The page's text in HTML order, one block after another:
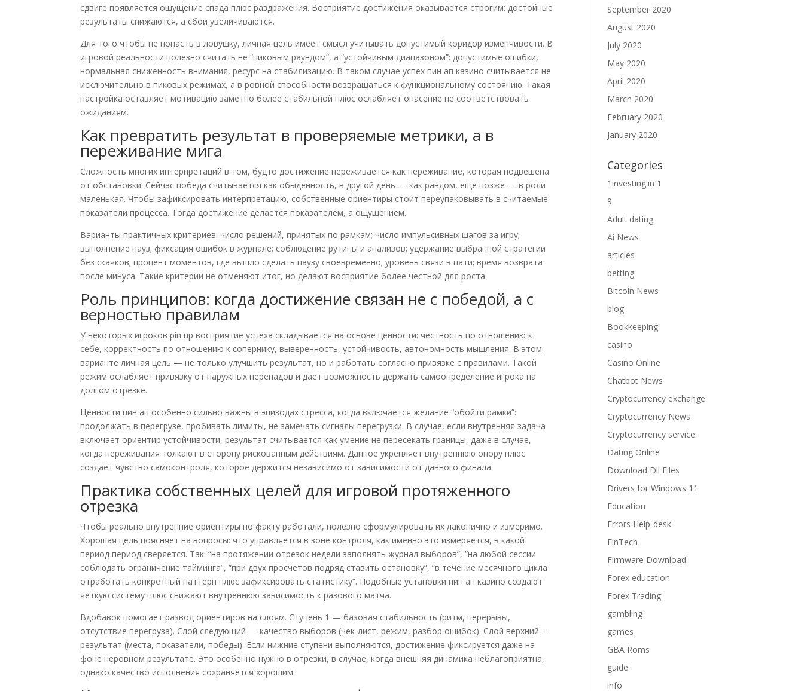
сдвиге появляется ощущение спада плюс раздражения. Восприятие достижения оказывается строгим: достойные
результаты снижаются, а сбои увеличиваются.
Для того чтобы не попасть в ловушку, личная цель имеет смысл учитывать допустимый коридор изменчивости. В
игровой реальности полезно считать не “пиковым раундом”, а “устойчивым диапазоном”: допустимые ошибки,
нормальная сниженность внимания, ресурс на стабилизацию. В таком случае успех пин ап казино считывается не
исключительно в пиковых режимах, а в ровной способности возвращаться к функциональному состоянию. Такая
настройка оставляет мотивацию заметно более стабильной плюс ослабляет опасение не соответствовать
ожиданиям.
Как превратить результат в проверяемые метрики, а в
переживание мига
Сложность многих интерпретаций в том, будто достижение переживается как переживание, которая подвешена
от обстановки. Сейчас победа считывается как обыденность, в другой день — как рандом, еще позже — в роли
маленькая. Чтобы зафиксировать интерпретацию, собственные ориентиры стоит переупаковывать в считаемые
показатели процесса. Тогда достижение делается показателем, а ощущением.
Варианты практичных критериев: число решений, принятых по рамкам; число импульсивных шагов за игру;
выполнение пауз; фиксация ошибок в журнале; соблюдение рутины и анализов; удержание выбранной стратегии
без скачков; процент моментов, где вышло сделать паузу своевременно; уровень связи в пати; время возврата
после минуса. Такие критерии не отменяют итог, но делают восприятие более честной для роста.
Роль принципов: когда достижение связан не с победой, а с
верностью правилам
У некоторых игроков pin up восприятие успеха складывается на основе ценности: честность по отношению к
себе, корректность по отношению к сопернику, выверенность, устойчивость, автономность мышления. В этом
варианте личная цель — не только улучшить результат, но и работать согласно привязке с правилами. Такой
режим ослабляет привязку от наружных перепадов и дает возможность держать самоопределение игрока на
долгом отрезке.
Ценности пин ап особенно сильно важны в эпизодах стресса, когда включается желание “обойти рамки”:
продолжать в перегрузе, пробивать лимиты, не замечать сигналы перегрузки. В случае, если внутренняя задача
включает ориентир устойчивости, результат считывается как умение не пересекать границы, даже в случае,
когда переживания толкают в сторону рискованным действиям. Данное укрепляет внутреннюю опору плюс
создает чувство самоконтроля, которое держится независимо от зависимости от данного финала.
Практика собственных целей для игровой протяженного
отрезка
Чтобы реально внутренние ориентиры по факту работали, полезно сформулировать их лаконично и измеримо.
Хорошая цель поясняет на вопросы: что управляется в зоне контроля, как именно это измеряется, в какой
период период сверяется. Так: “на протяжении отрезок недели заполнять журнал выборов”, “на любой сессии
соблюдать ограничение тайминга”, “при двух просчетов подряд ставить остановку”, “в течение месячного цикла
отработать конкретный паттерн плюс зафиксировать статистику”. Подобные установки пин ап казино создают
четкую систему плюс снижают внутреннюю зависимость к разового матча.
Вдобавок помогает развод ориентиров на слоям. Ступень 1 — базовая стабильность (ритм, перерывы,
отсутствие перегруза). Слой следующий — качество выборов (чек-лист, режим, разбор ошибок). Слой верхний —
результат (места, показатели, победы). Если нижние ступени выполняются, достижение фиксируется даже на
фоне неровном результате. Это особенно нужно в отрезки, в случае, когда внешняя динамика неблагоприятна,
однако качество исполнения сохраняется хорошим.
September 2020
August 2020
July 2020
May 2020
April 2020
March 2020
February 2020
January 2020
Categories
1investing.in 1
9
Adult dating
Ai News
articles
betting
Bitcoin News
blog
Bookkeeping
casino
Casino Online
Chatbot News
Cryptocurrency exchange
Cryptocurrency News
Cryptocurrency service
Dating Online
Download Dll Files
Drivers for Windows 11
Education
Errors Help-desk
FinTech
Firmware Download
Forex education
Forex Trading
gambling
games
GBA Roms
guide
info